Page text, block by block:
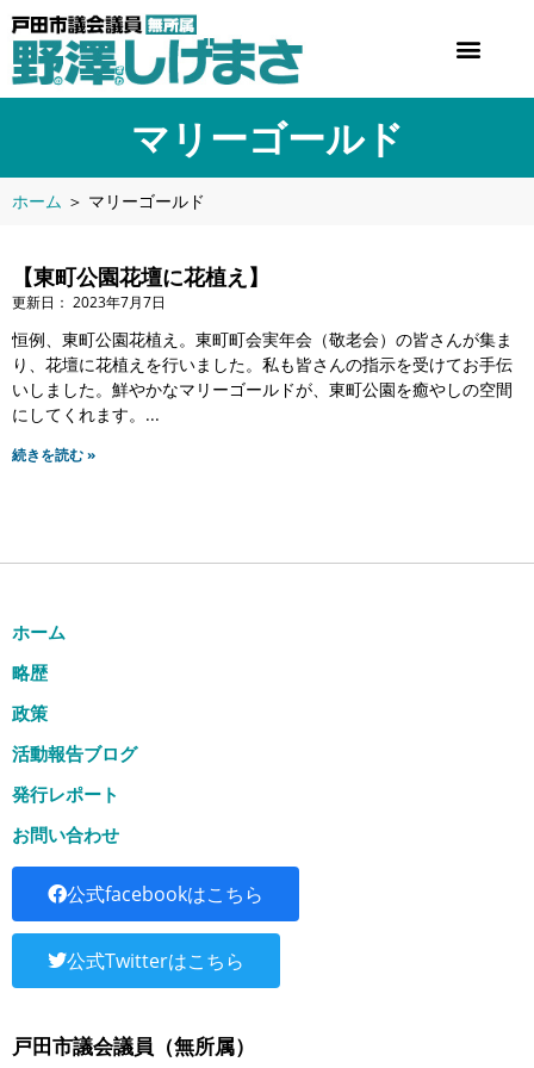
マリーゴールド
ホーム ＞ マリーゴールド
【東町公園花壇に花植え】
2023年7月7日
恒例、東町公園花植え。東町町会実年会（敬老会）の皆さんが集ま
り、花壇に花植えを行いました。私も皆さんの指示を受けてお手伝
いしました。鮮やかなマリーゴールドが、東町公園を癒やしの空間
にしてくれます。
続きを読む »
ホーム
略歴
政策
活動報告ブログ
発行レポート
お問い合わせ
公式facebookはこちら
公式Twitterはこちら
戸田市議会議員（無所属）